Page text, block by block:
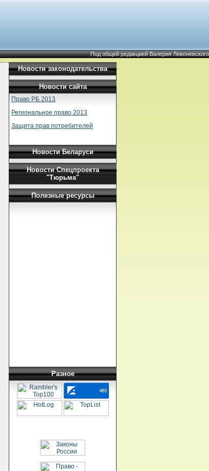
Под общей редакцией Валерия Левоневского
Новости законодательства
Новости сайта
Право РБ 2013
Региональное право 2013
Защита прав потребителей
Новости Беларуси
Новости Спецпроекта
"Тюрьма"
Полезные ресурсы
Разное